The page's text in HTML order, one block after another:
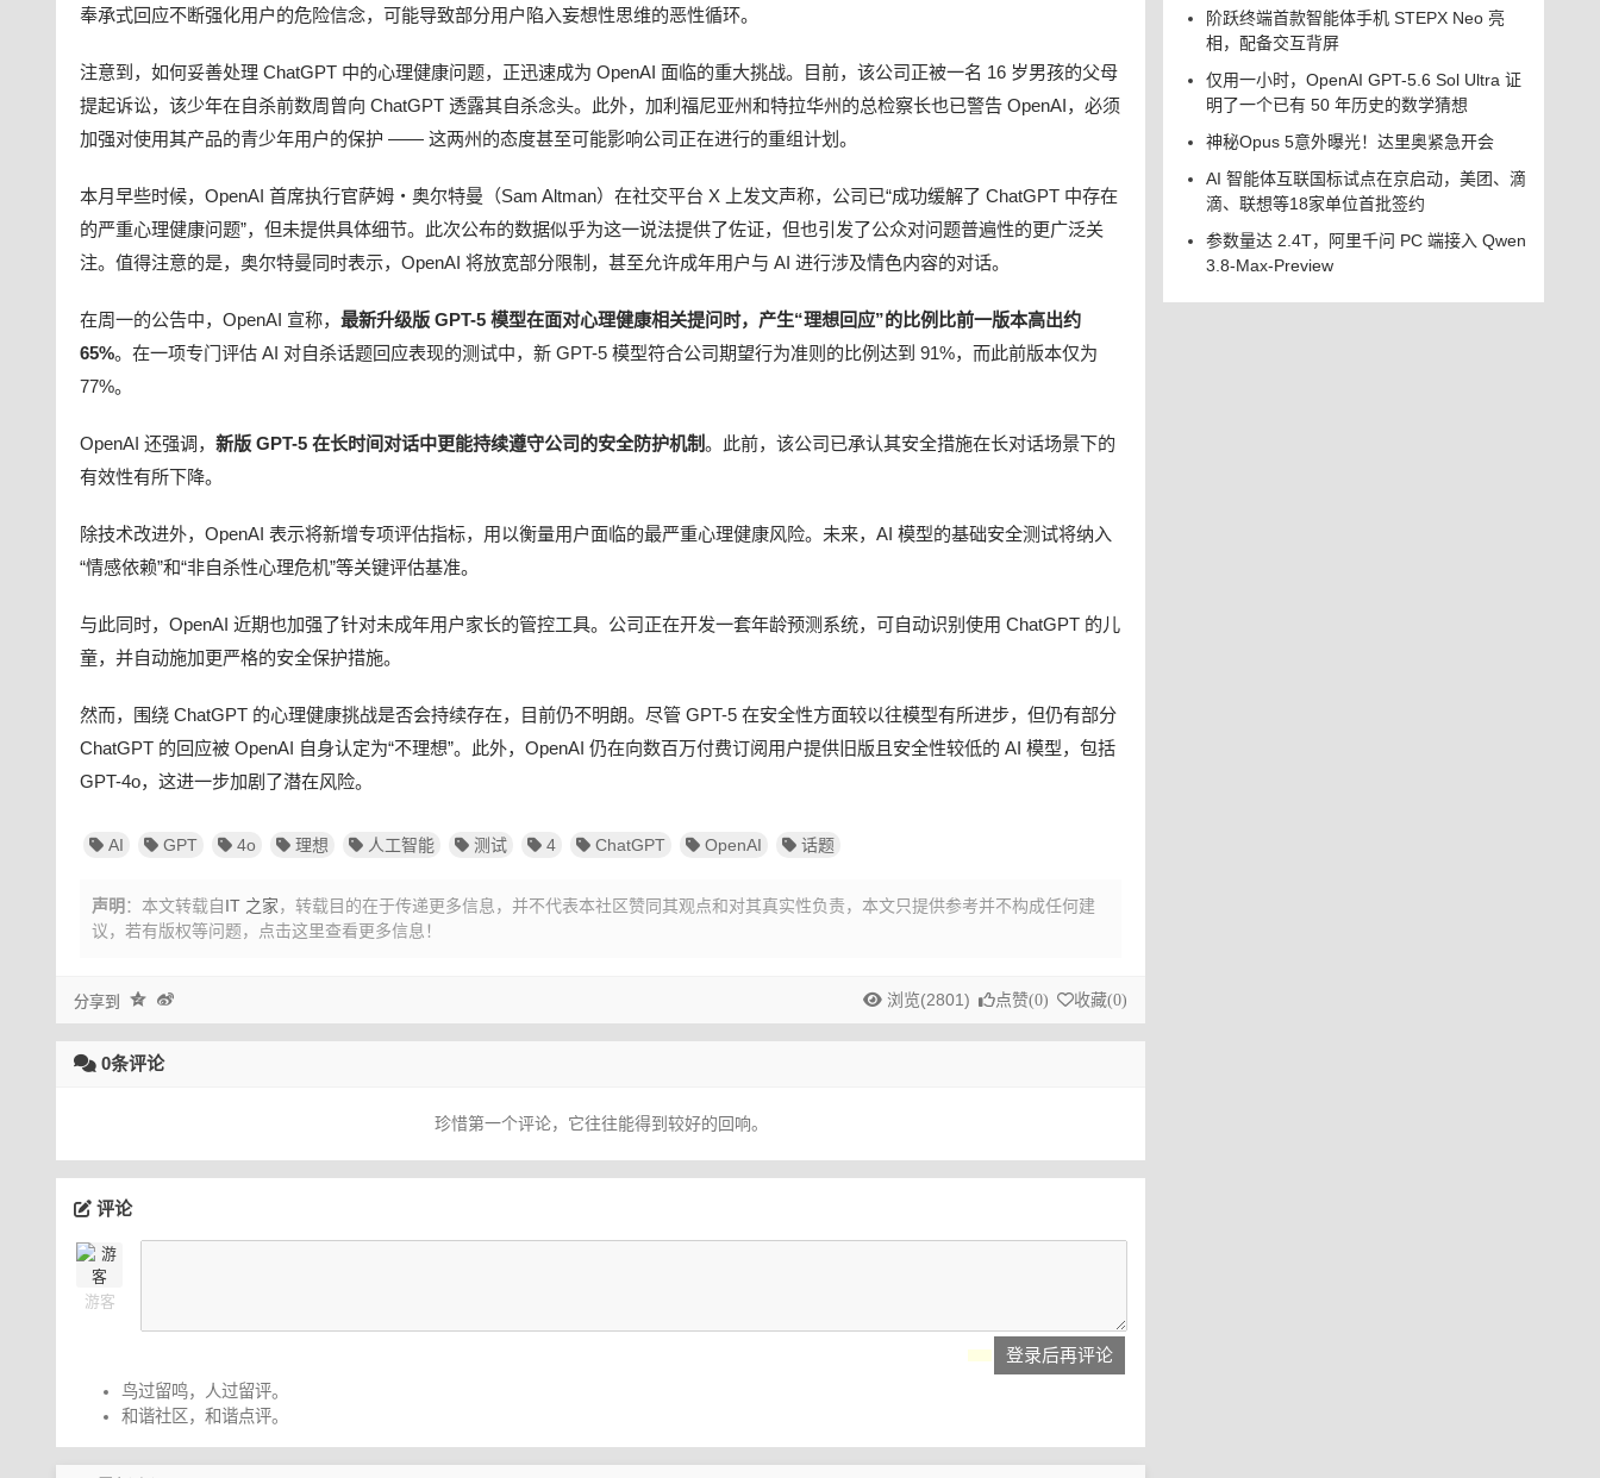
奉承式回应不断强化用户的危险信念，可能导致部分用户陷入妄想性思维的恶性循环。
注意到，如何妥善处理 ChatGPT 中的心理健康问题，正迅速成为 OpenAI 面临的重大挑战。目前，该公司正被一名 16 岁男孩的父母
提起诉讼，该少年在自杀前数周曾向 ChatGPT 透露其自杀念头。此外，加利福尼亚州和特拉华州的总检察长也已警告 OpenAI，必须
加强对使用其产品的青少年用户的保护 —— 这两州的态度甚至可能影响公司正在进行的重组计划。
本月早些时候，OpenAI 首席执行官萨姆・奥尔特曼（Sam Altman）在社交平台 X 上发文声称，公司已“成功缓解了 ChatGPT 中存在
的严重心理健康问题”，但未提供具体细节。此次公布的数据似乎为这一说法提供了佐证，但也引发了公众对问题普遍性的更广泛关
注。值得注意的是，奥尔特曼同时表示，OpenAI 将放宽部分限制，甚至允许成年用户与 AI 进行涉及情色内容的对话。
在周一的公告中，OpenAI 宣称， 最新升级版 GPT-5 模型在面对心理健康相关提问时，产生“理想回应”的比例比前一版本高出约
65%。在一项专门评估 AI 对自杀话题回应表现的测试中，新 GPT-5 模型符合公司期望行为准则的比例达到 91%，而此前版本仅为
77%。
OpenAI 还强调， 新版 GPT-5 在长时间对话中更能持续遵守公司的安全防护机制。此前，该公司已承认其安全措施在长对话场景下的
有效性有所下降。
除技术改进外，OpenAI 表示将新增专项评估指标，用以衡量用户面临的最严重心理健康风险。未来，AI 模型的基础安全测试将纳入
“情感依赖”和“非自杀性心理危机”等关键评估基准。
与此同时，OpenAI 近期也加强了针对未成年用户家长的管控工具。公司正在开发一套年龄预测系统，可自动识别使用 ChatGPT 的儿
童，并自动施加更严格的安全保护措施。
然而，围绕 ChatGPT 的心理健康挑战是否会持续存在，目前仍不明朗。尽管 GPT-5 在安全性方面较以往模型有所进步，但仍有部分
ChatGPT 的回应被 OpenAI 自身认定为“不理想”。此外，OpenAI 仍在向数百万付费订阅用户提供旧版且安全性较低的 AI 模型，包括
GPT-4o，这进一步加剧了潜在风险。
AI GPT 4o 理想 人工智能 测试 4 ChatGPT OpenAI 话题
声明 ：本文转载自IT 之家，转载目的在于传递更多信息，并不代表本社区赞同其观点和对其真实性负责，本文只提供参考并不构成任何建
议， 若有版权等问题，点击这里查看更多信息！
分享到 浏览(2801) 点赞(0) 收藏(0)
0条评论
珍惜第一个评论，它往往能得到较好的回响。
评论
游客
登录后再评论
鸟过留鸣，人过留评。
和谐社区，和谐点评。
阶跃终端首款智能体手机 STEPX Neo 亮
相，配备交互背屏
仅用一小时，OpenAI GPT-5.6 Sol Ultra 证
明了一个已有 50 年历史的数学猜想
神秘Opus 5意外曝光！达里奥紧急开会
AI 智能体互联国标试点在京启动，美团、滴
滴、联想等18家单位首批签约
参数量达 2.4T，阿里千问 PC 端接入 Qwen
3.8-Max-Preview